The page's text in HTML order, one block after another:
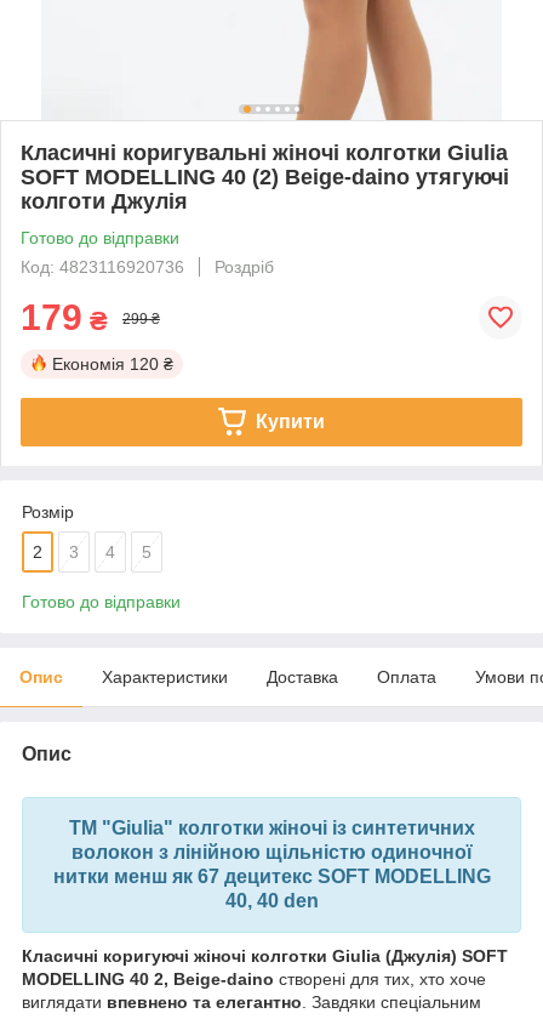
Класичні коригувальні жіночі колготки Giulia
SOFT MODELLING 40 (2) Beige-daino утягуючі
колготи Джулія
Готово до відправки
Код: 4823116920736
Роздріб
179 ₴ 299 ₴
Економія 120 ₴
Купити
Розмір
2 3 4 5
Готово до відправки
Опис Характеристики Доставка Оплата Умови
Опис
ТМ "Giulia" колготки жіночі із синтетичних
волокон з лінійною щільністю одиночної
нитки менш як 67 децитекс SOFT MODELLING
40, 40 den
Класичні коригуючі жіночі колготки Giulia (Джулія) SOFT
MODELLING 40 2, Beige-daino створені для тих, хто хоче
виглядати впевнено та елегантно . Завдяки спеціальним